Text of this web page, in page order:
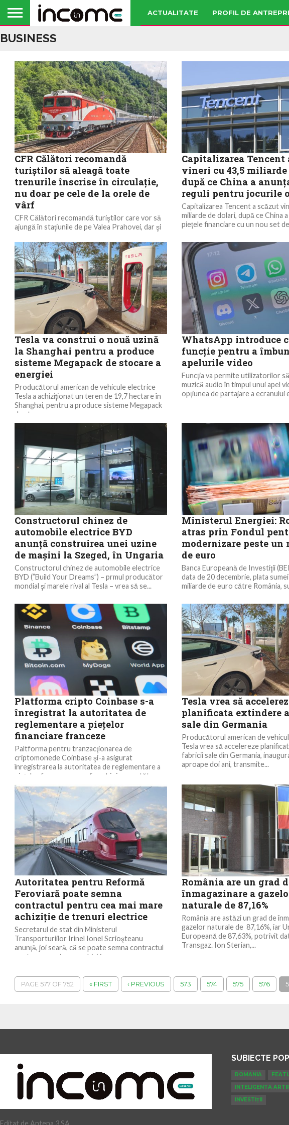
ACTUALITATE PROFIL DE
BUSINESS
CFR Călători recomandă
turiştilor să aleagă toate
trenurile înscrise în circulaţie,
nu doar pe cele de la orele de
vârf
CFR Călători recomandă turiştilor care vor să
ajungă în staţiunile de pe Valea Prahovei, dar şi
Capitalizarea Tencent
vineri cu 43,5
după ce China a
reguli pentru jocurile
Capitalizarea Tencent a scăzut
miliarde de dolari, după ce China
pieţele financiare cu un nou set
Tesla va construi o nouă uzină
la Shanghai pentru a produce
sisteme Megapack de stocare a
energiei
Producătorul american de vehicule electrice
Tesla a achiziţionat un teren de 19,7 hectare în
Shanghai, pentru a produce sisteme Megapack
de stocare...
WhatsApp introduce
funcţie pentru a
apelurile video
Funcţia va permite utilizatorilor
muzică audio în timpul unui apel
opţiunea de partajare a ecranului
Constructorul chinez de
automobile electrice BYD
anunţă construirea unei uzine
de maşini la Szeged, în Ungaria
Constructorul chinez de automobile electrice
BYD (”Build Your Dreams”) – prmul producător
mondial şi marele rival al Tesla – vrea să se...
Ministerul Energiei:
atras prin Fondul
modernizare peste un
de euro
Banca Europeană de Investiţii
data de 20 decembrie, plata
miliarde de euro către România,
Platforma cripto Coinbase s-a
înregistrat la autoritatea de
reglementare a pieţelor
financiare franceze
Paltforma pentru tranzacţionarea de
criptomonede Coinbase şi-a asigurat
înregistrarea la autoritatea de reglementare a
pieţelor franceze, a confirmat joi un purtător
de...
Tesla vrea să
planificata extindere
sale din Germania
Producătorul american de
Tesla vrea să accelereze
fabricii sale din Germania,
aproape doi ani, transmite...
Autoritatea pentru Reformă
Feroviară poate semna
contractul pentru cea mai mare
achiziţie de trenuri electrice
Secretarul de stat din Ministerul
Transporturiilor Irinel Ionel Scrioşteanu
anunţă, joi seară, că se poate semna contractul
pentru cea mai mare achiziţie...
România are un grad
înmagazinare a
naturale de 87,16%
România are astăzi un grad de
gazelor naturale de 87,16%, iar
Europeană de 87,63%, potrivit
Transgaz. Ion Sterian,...
PAGE 577 OF 752 « FIRST ‹ PREVIOUS 573 574 575 576
Editat de Antena 3 SA
SUBIECTE
ROMANIA
INTELIGENTA
INVESTIȚII